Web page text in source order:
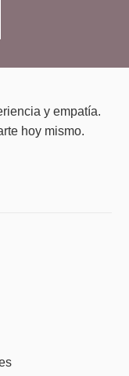
y empatía.
hoy mismo.